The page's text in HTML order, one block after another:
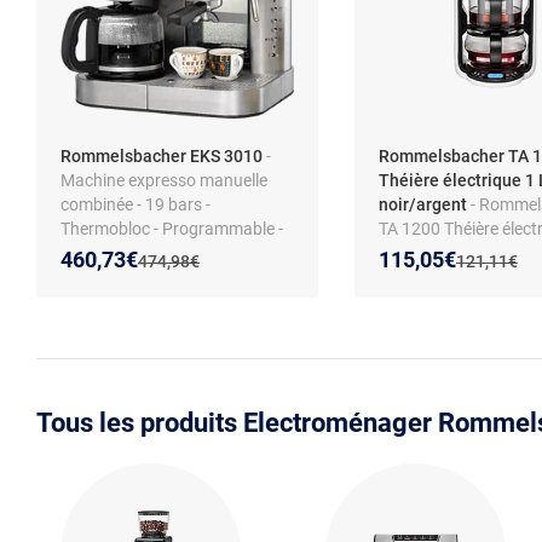
Rommelsbacher EKS 3010-
Machine expresso manuelle
combinée - 19 bars -
Thermobloc - Programmable -
Mousseur à lait - Arrêt
automatique - Filtre permanent
Ancien prix :
474,98€
Nouveau prix :
460,73€
Réduction de :
Rommelsbacher TA
Théière électrique 1
noir/argent-
TA 1200 Théière
1 200 W, 5
températures (80/
Ancien prix :
121,11€
Nouveau prix :
115,05€
Réduction de :
Tous les produits Electroménager